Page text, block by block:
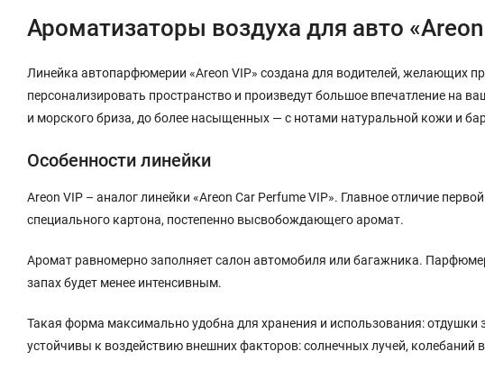
Ароматизаторы воздуха для авто
Линейка автопарфюмерии «Areon VIP» создана для водителей, желающих
персонализировать пространство и произведут большое впечатление на
и морского бриза, до более насыщенных — с нотами натуральной кожи и
Особенности линейки
Areon VIP – аналог линейки «Areon Car Perfume VIP». Главное отличие
специального картона, постепенно высвобождающего аромат.
Аромат равномерно заполняет салон автомобиля или багажника.
запах будет менее интенсивным.
Такая форма максимально удобна для хранения и использования:
устойчивы к воздействию внешних факторов: солнечных лучей, колебаний